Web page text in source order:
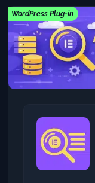
WordPress Plug-in